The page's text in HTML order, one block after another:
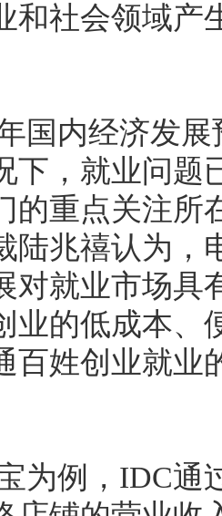
和社会领域产
内经济发展
下，就业问题
的重点关注所
陆兆禧认为，
对就业市场具
业的低成本、
百姓创业就业
例，IDC通